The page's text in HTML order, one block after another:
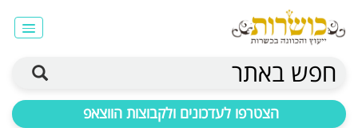
חפש באתר
הצטרפו לעדכונים ולקבוצות הווצאפ